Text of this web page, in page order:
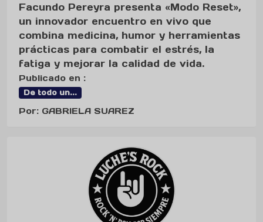
Facundo Pereyra presenta «Modo Reset»,
un innovador encuentro en vivo que
combina medicina, humor y herramientas
prácticas para combatir el estrés, la
fatiga y mejorar la calidad de vida.
Publicado en :
De todo un...
Por: GABRIELA SUAREZ